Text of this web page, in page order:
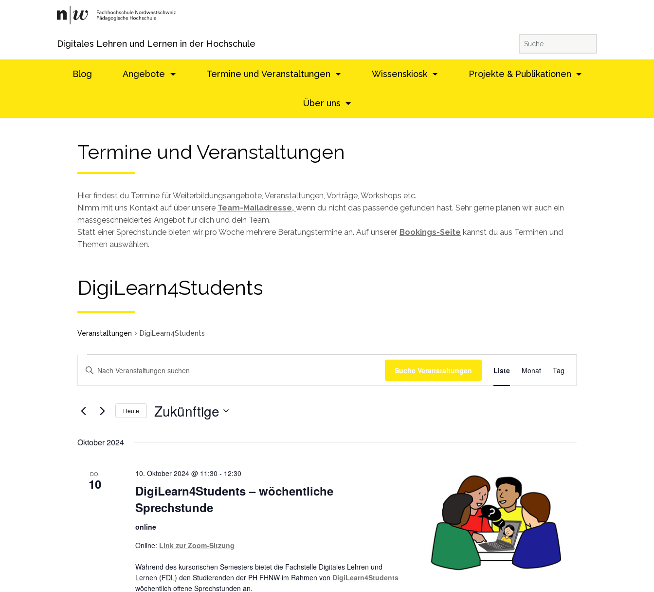
Digitales Lehren und Lernen in der Hochschule
Blog Angebote Termine und Veranstaltungen Wissenskiosk Projekte & Publikationen
Über uns
Termine und Veranstaltungen
Hier findest du Termine für Weiterbildungsangebote, Veranstaltungen, Vorträge, Workshops etc.
Nimm mit uns Kontakt auf über unsere Team-Mailadresse, wenn du nicht das passende gefunden hast. Sehr gerne planen wir auch ein
massgeschneidertes Angebot für dich und dein Team.
Statt einer Sprechstunde bieten wir pro Woche mehrere Beratungstermine an. Auf unserer Bookings-Seite kannst du aus Terminen und
Themen auswählen.
DigiLearn4Students
Veranstaltungen DigiLearn4Students
Veranstaltungen
Veranstaltungen
und
Ansichtennavigation
Schlüsselwort
Veranstaltungen
Schlüsselwort.
Suche Veranstaltungen
Ansichtennavigation
Liste Monat Tag
Heute Zukünftige
aus.
Oktober 2024
DO.
10
DigiLearn4Students – wöchentliche
Sprechstunde
10. Oktober 2024 @ 11:30 - 12:30
online
Online: Link zur Zoom-Sitzung
Während des kursorischen Semesters bietet die Fachstelle Digitales Lehren und
Lernen (FDL) den Studierenden der PH FHNW im Rahmen von DigiLearn4Students
wöchentlich offene Sprechstunden an.